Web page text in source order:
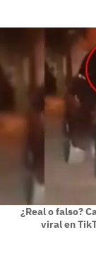
¿Real o falso?
viral en